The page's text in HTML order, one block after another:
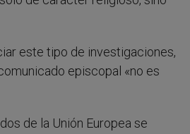
este tipo de investigaciones,
episcopal «no es
de la Unión Europea se